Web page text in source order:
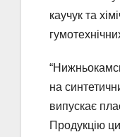
каучук та
на
випускає
Продукцію